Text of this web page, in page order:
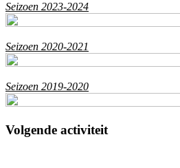
Seizoen 2023-2024
Seizoen 2020-2021
Seizoen 2019-2020
Volgende activiteit